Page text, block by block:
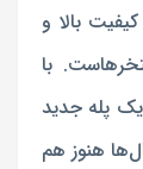
بالا و
با
پله جدید
هنوز هم